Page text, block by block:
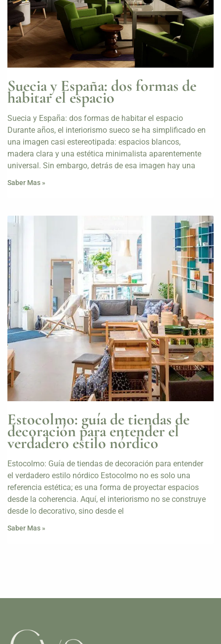
Suecia y España: dos formas de
habitar el espacio
Suecia y España: dos formas de habitar el espacio
Durante años, el interiorismo sueco se ha simplificado en
una imagen casi estereotipada: espacios blancos,
madera clara y una estética minimalista aparentemente
universal. Sin embargo, detrás de esa imagen hay una
Saber Mas »
Estocolmo: guía de tiendas de
decoración para entender el
verdadero estilo nórdico
Estocolmo: Guía de tiendas de decoración para entender
el verdadero estilo nórdico Estocolmo no es solo una
referencia estética; es una forma de proyectar espacios
desde la coherencia. Aquí, el interiorismo no se construye
desde lo decorativo, sino desde el
Saber Mas »